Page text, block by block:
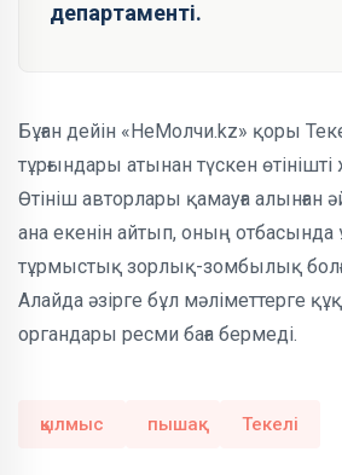
департаменті.
Бұған дейін «НеМолчи.kz» қоры
тұрғындары атынан түскен
Өтініш авторлары қамауға алынған
ана екенін айтып, оның
тұрмыстық зорлық-зомбылық
Алайда әзірге бұл мәліметтерге
органдары ресми баға бермеді.
қылмыс пышақ Текелі